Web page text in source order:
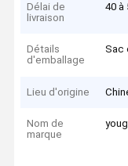
Délai de
livraison
40 à
Détails
d'emballage
Sac
Lieu d'origine
Nom de
marque